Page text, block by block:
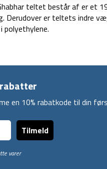
teltet består af er et
Derudover er teltets indre
polyethylene.
en 10% rabatkode til din
Tilmeld
varer